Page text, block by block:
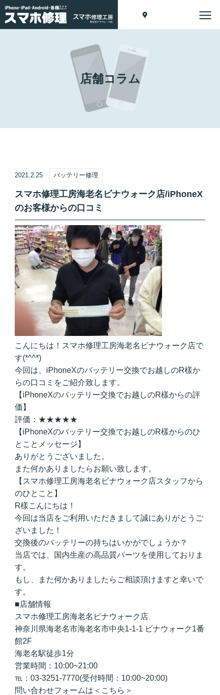
店舗コラム
2021.2.25 バッテリー修理
スマホ修理工房海老名ビナウォーク店/iPhoneX
のお客様からの口コミ
こんにちは！スマホ修理工房海老名ビナウォーク店で
す(*^^*)
今回は、iPhoneXのバッテリー交換でお越しのR樣か
らの口コミをご紹介致します。
【iPhoneXのバッテリー交換でお越しのR樣からの評
価】
評価：★★★★★
【iPhoneXのバッテリー交換でお越しのR樣からのひ
とことメッセージ】
ありがとうございました。
また何かありましたらお願い致します。
【スマホ修理工房海老名ビナウォーク店スタッフから
のひとこと】
R樣こんにちは！
今回は当店をご利用いただきまして誠にありがとうご
ざいました！
交換後のバッテリーの持ちはいかがでしょうか？
当店では、国内生産の高品質パーツを使用しておりま
す。
もし、また何かありましたらご相談頂けますと幸いで
す。
■店舗情報
スマホ修理工房海老名ビナウォーク店
神奈川県海老名市海老名市中央1-1-1 ビナウォーク1番
館2F
海老名駅徒歩1分
営業時間：10:00~21:00
℡：03-3251-7770(受付時間：10:00~20:00)
問い合わせフォームは ＜こちら＞